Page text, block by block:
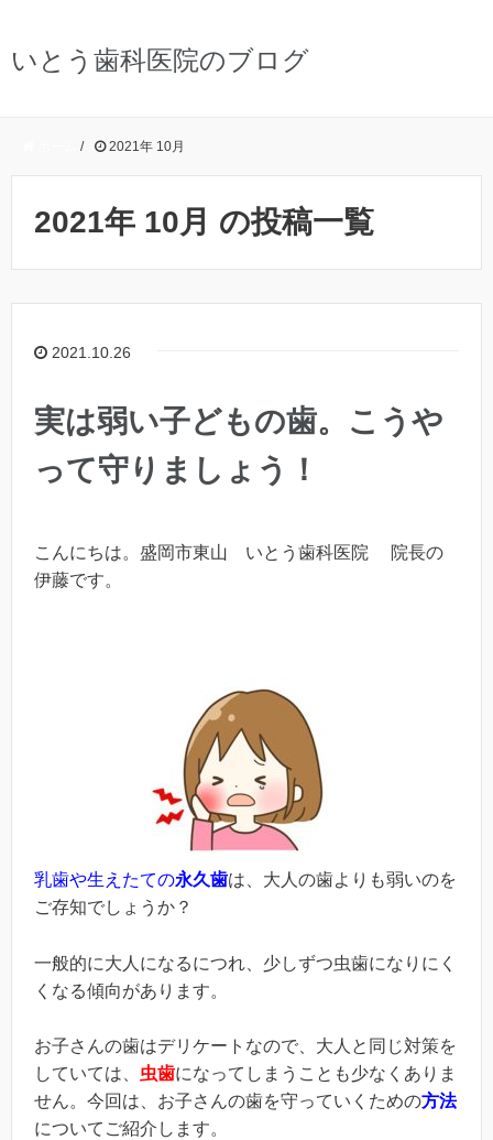
いとう歯科医院のブログ
/ 2021年 10月
2021年 10月 の投稿一覧
2021.10.26
実は弱い子どもの歯。こうや
って守りましょう！
こんにちは。盛岡市東山 いとう歯科医院 院長の
伊藤です。
乳歯や生えたての永久歯は、大人の歯よりも弱いのを
ご存知でしょうか？
一般的に大人になるにつれ、少しずつ虫歯になりにく
くなる傾向があります。
お子さんの歯はデリケートなので、大人と同じ対策を
していては、 虫歯になってしまうことも少なくありま
せん。今回は、お子さんの歯を守っていくための方法
についてご紹介します。